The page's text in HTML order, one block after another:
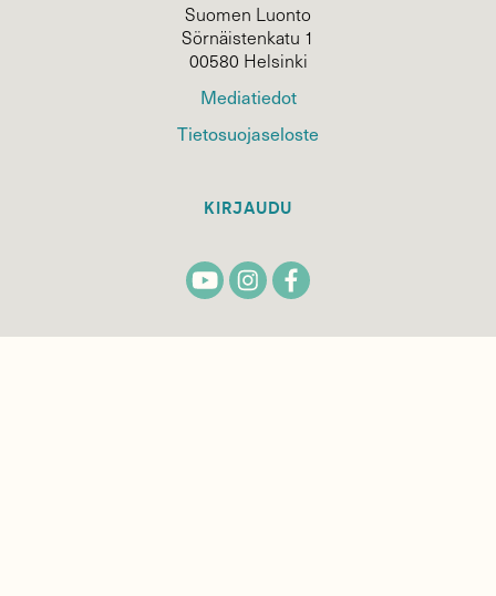
Suomen Luonto
Sörnäistenkatu 1
00580 Helsinki
Mediatiedot
Tietosuojaseloste
KIRJAUDU